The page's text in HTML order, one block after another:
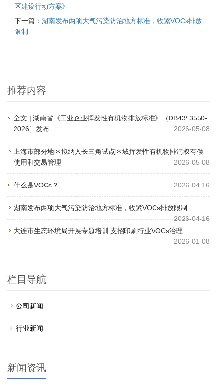
区建设行动方案》
下一篇： 湖南发布两项大气污染防治地方标准，收紧VOCs排放
限制
推荐内容
全文 | 湖南省《工业企业挥发性有机物排放标准》（DB43/ 3550-
2026）发布
2026-05-08
上海市部分地区拟纳入长三角试点区域挥发性有机物排污权有偿
使用和交易管理
2026-05-08
什么是VOCs？ 2026-04-16
湖南发布两项大气污染防治地方标准，收紧VOCs排放限制
2026-04-16
大连市生态环境局开展专题培训 支招印刷行业VOCs治理
2026-01-08
栏目导航
公司新闻
行业新闻
新闻资讯